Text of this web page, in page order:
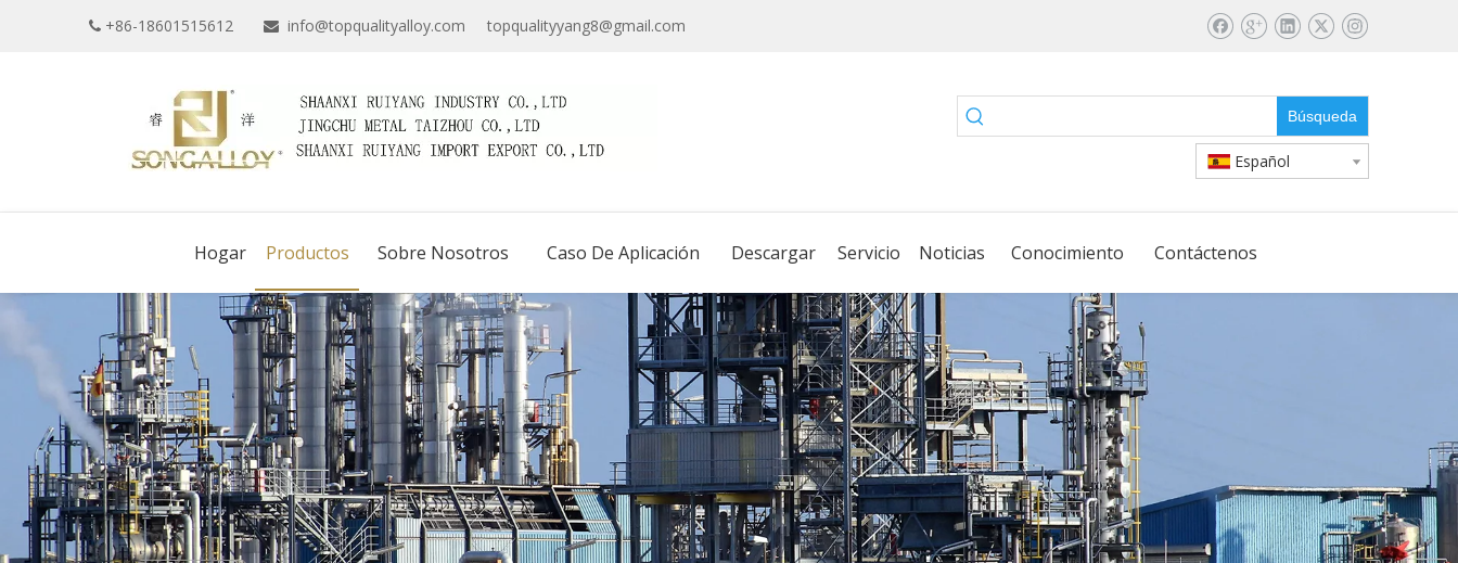
 +86-18601515612  info@topqualityalloy.com topqualityyang8@gmail.com
Búsqueda
Español
Hogar Productos Sobre Nosotros Caso De Aplicación Descargar Servicio Noticias Conocimiento Contáctenos